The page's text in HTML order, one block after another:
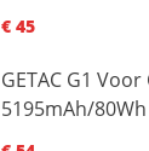
€ 45
GETAC G1 Voor
5195mAh/80Wh